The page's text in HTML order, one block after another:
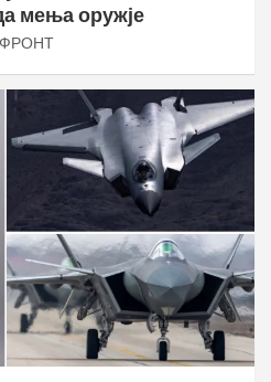
мења оружје